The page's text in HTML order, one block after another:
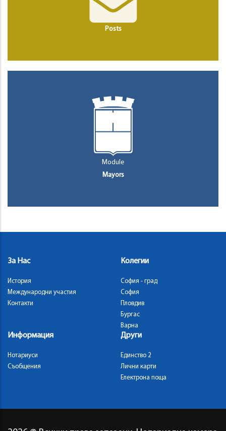
Posts
Module
Mayors
За Нас
История
Международни участия
Контакти
Колегии
София - град
София
Пловдив
Бургас
Варна
Информация
Нотариуси
Съобщения
Други
Единство 2
Лични карти
Електрона поща